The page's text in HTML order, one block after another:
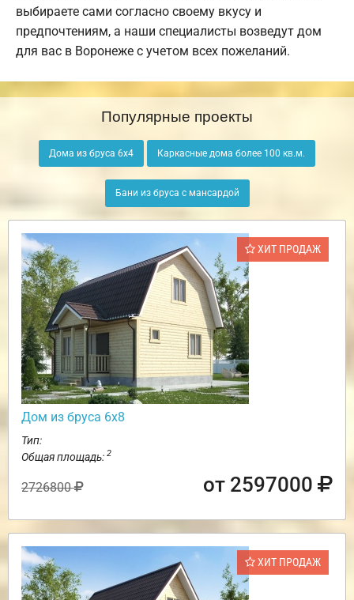
выбираете сами согласно своему вкусу и
предпочтениям, а наши специалисты возведут дом
для вас в Воронеже с учетом всех пожеланий.
Популярные проекты
Дома из бруса 6х4 Каркасные дома более 100 кв.м.
Бани из бруса с мансардой
ХИТ ПРОДАЖ
Дом из бруса 6х8
Тип:
Общая площадь: 2
2726800 от 2597000
ХИТ ПРОДАЖ